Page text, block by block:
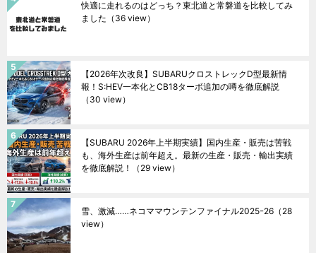
快適に走れるのはどっち？東北道と常磐道を比較してみ
ました （36 view）
【2026年次改良】SUBARUクロストレックD型最新情
報！S:HEV一本化とCB18ターボ追加の噂を徹底解説
（30 view）
【SUBARU 2026年上半期実績】国内生産・販売は苦戦
も、海外生産は前年超え。最新の生産・販売・輸出実績
を徹底解説！
（29 view）
雪、激減……ネコママウンテンファイナル2025ｰ26 （28
view）